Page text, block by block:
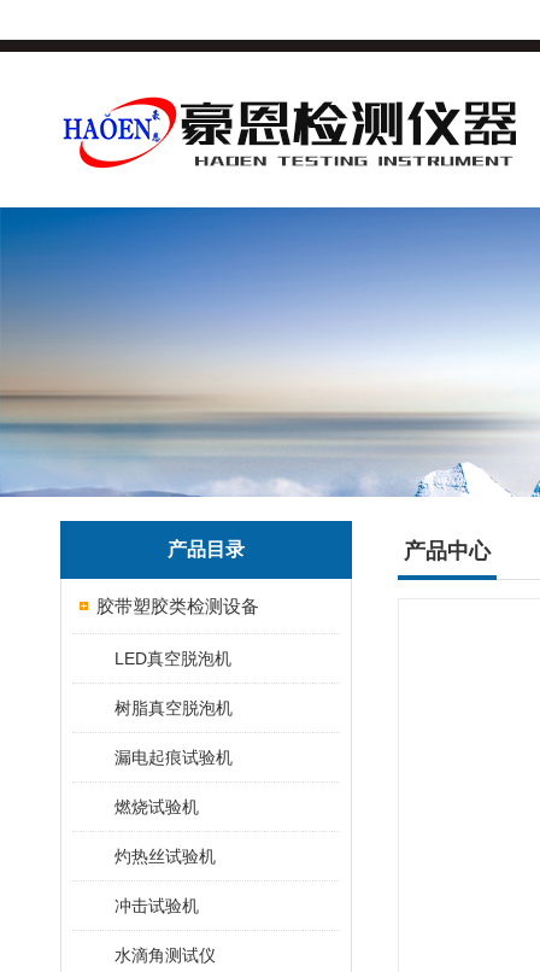
产品目录
胶带塑胶类检测设备
LED真空脱泡机
树脂真空脱泡机
漏电起痕试验机
燃烧试验机
灼热丝试验机
冲击试验机
水滴角测试仪
产品中心